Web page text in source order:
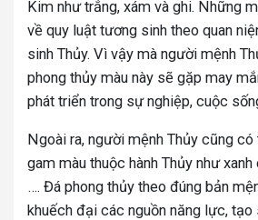
Kim như trắng, xám và ghi. Những
về quy luật tương sinh theo quan
sinh Thủy. Vì vậy mà người mệnh
phong thủy màu này sẽ gặp may
phát triển trong sự nghiệp, cuộc
Ngoài ra, người mệnh Thủy cũng
gam màu thuộc hành Thủy như
…. Đá phong thủy theo đúng bản
khuếch đại các nguồn năng lực, tạo